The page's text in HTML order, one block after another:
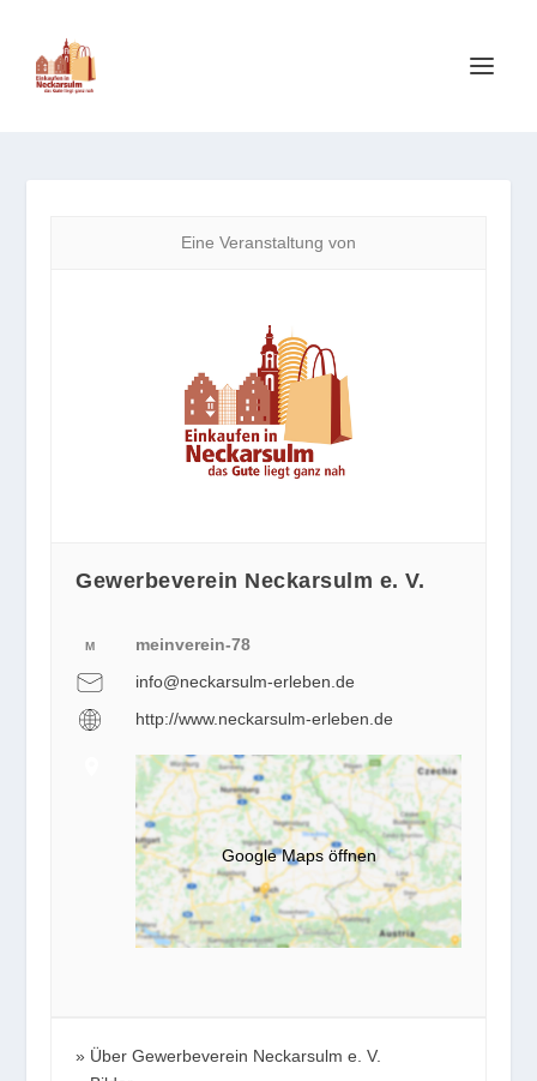
Eine Veranstaltung von
Gewerbeverein Neckarsulm e. V.
M
meinverein-78
info@neckarsulm-erleben.de
http://www.neckarsulm-erleben.de
Google Maps öffnen
Über Gewerbeverein Neckarsulm e. V.